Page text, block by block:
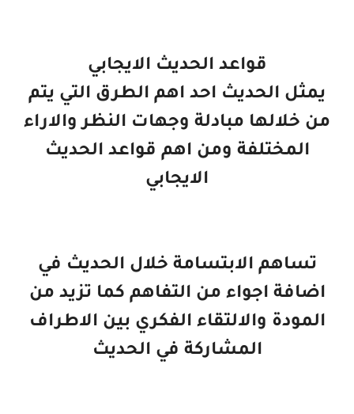
قواعد الحديث الايجابي
يمثل الحديث احد اهم الطرق التي يتم
من خلالها مبادلة وجهات النظر والاراء
المختلفة ومن اهم قواعد الحديث
الايجابي
تساهم الابتسامة خلال الحديث في
اضافة اجواء من التفاهم كما تزيد من
المودة والالتقاء الفكري بين الاطراف
المشاركة في الحديث